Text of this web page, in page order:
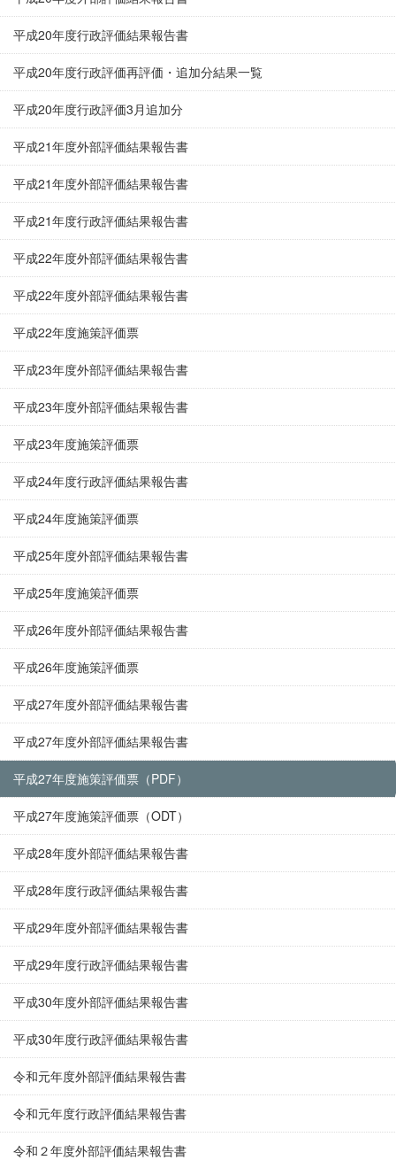
平成20年度行政評価結果報告書
平成20年度行政評価再評価・追加分結果一覧
平成20年度行政評価3月追加分
平成21年度外部評価結果報告書
平成21年度外部評価結果報告書
平成21年度行政評価結果報告書
平成22年度外部評価結果報告書
平成22年度外部評価結果報告書
平成22年度施策評価票
平成23年度外部評価結果報告書
平成23年度外部評価結果報告書
平成23年度施策評価票
平成24年度行政評価結果報告書
平成24年度施策評価票
平成25年度外部評価結果報告書
平成25年度施策評価票
平成26年度外部評価結果報告書
平成26年度施策評価票
平成27年度外部評価結果報告書
平成27年度外部評価結果報告書
平成27年度施策評価票（PDF）
平成27年度施策評価票（ODT）
平成28年度外部評価結果報告書
平成28年度行政評価結果報告書
平成29年度外部評価結果報告書
平成29年度行政評価結果報告書
平成30年度外部評価結果報告書
平成30年度行政評価結果報告書
令和元年度外部評価結果報告書
令和元年度行政評価結果報告書
令和２年度外部評価結果報告書